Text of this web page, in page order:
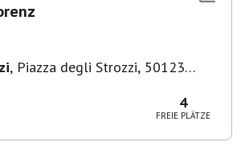
, Piazza degli Strozzi, 50123
4
FREIE PLÄTZE